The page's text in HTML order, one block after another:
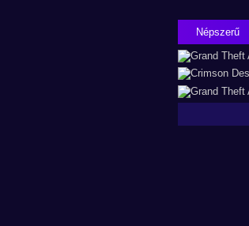
Népszerű